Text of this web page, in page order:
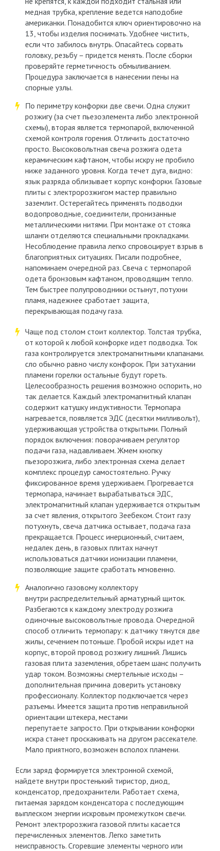
медная трубка, крепление ведется наподобие
американки. Понадобится ключ ориентировочно на
13, чтобы изделия поснимать. Удобнее чистить,
если что забилось внутрь. Опасайтесь сорвать
головку, резьбу – придется менять. После сборки
проверяйте герметичность обмыливанием.
Процедура заключается в нанесении пены на
спорные узлы.
По периметру конфорки две свечи. Одна служит
розжигу (за счет пьезоэлемента либо электронной
схемы), вторая является термопарой, включенной
схемой контроля горения. Отличить достаточно
просто. Высоковольтная свеча розжига одета
керамическим кафтаном, чтобы искру не пробило
ниже заданного уровня. Когда течет дуга, видно:
язык разряда облизывает корпус конфорки. Газовые
плиты с электророзжигом мастер правильно
заземлит. Остерегайтесь применять подводки
водопроводные, соединители, пронизанные
металлическими нитями. При монтаже от стояка
шланги отделяются специальными прокладками.
Несоблюдение правила легко спровоцирует взрыв в
благоприятных ситуациях. Писали подробнее,
напоминаем очередной раз. Свеча с термопарой
одета бронзовым кафтаном, проводящим тепло.
Тем быстрее полупроводники остынут, потухни
пламя, надежнее сработает защита,
перекрывающая подачу газа.
Чаще под столом стоит коллектор. Толстая трубка,
от которой к любой конфорке идет подводка. Ток
газа контролируется электромагнитными клапанами.
сло обычно равно числу конфорок. При затухании
пламени горелки остальные будут гореть.
Целесообразность решения возможно оспорить, но
так делается. Каждый электромагнитный клапан
содержит катушку индуктивности. Термопара
нагревается, появляется ЭДС (десятки милливольт),
удерживающая устройства открытыми. Полный
порядок включения: поворачиваем регулятор
подачи газа, надавливаем. Жмем кнопку
пьезорозжига, либо электронная схема делает
комплекс процедур самостоятельно. Ручку
фиксированное время удерживаем. Прогревается
термопара, начинает вырабатываться ЭДС,
электромагнитный клапан удерживается открытым
за счет явления, открытого Зеебеком. Стоит газу
потухнуть, свеча датчика остывает, подача газа
прекращается. Процесс инерционный, считаем,
недалек день, в газовых плитах начнут
использоваться датчики ионизации пламени,
позволяющие защите сработать мгновенно.
Аналогично газовому коллектору
внутри распределительный арматурный щиток.
Разбегаются к каждому электроду розжига
одиночные высоковольтные провода. Очередной
способ отличить термопару: к датчику тянутся две
жилы, сечением потоньше. Пробой искры идет на
корпус, второй провод розжигу лишний. Лишись
газовая плита заземления, обретаем шанс получить
удар током. Возможны смертельные исходы –
дополнительная причина доверить установку
профессионалу. Коллектор подключается через
разъемы. Имеется защита против неправильной
ориентации штекера, местами
перепутаете запросто. При открывании конфорки
искра станет проскакивать на другом рассекателе.
Мало приятного, возможен всполох пламени.
Если заряд формируется электронной схемой,
найдете внутри простенький тиристор, диод,
конденсатор, предохранители. Работает схема,
питаемая зарядом конденсатора с последующим
выплеском энергии искровым промежутком свечи.
Ремонт электророзжига газовой плиты касается
перечисленных элементов. Легко заметить
неисправность. Сгоревшие элементы черного или